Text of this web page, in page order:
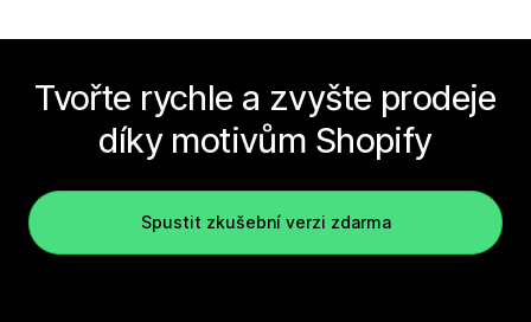
Tvořte rychle a zvyšte prodeje
díky motivům Shopify
Spustit zkušební verzi zdarma